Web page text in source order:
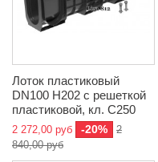
Лоток пластиковый
DN100 H202 с решеткой
пластиковой, кл. C250
2 272,00 руб -20%
2
840,00 руб